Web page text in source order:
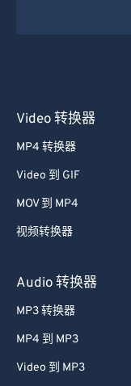
Video 转换器
MP4 转换器
Video 到 GIF
MOV 到 MP4
视频转换器
Audio 转换器
MP3 转换器
MP4 到 MP3
Video 到 MP3